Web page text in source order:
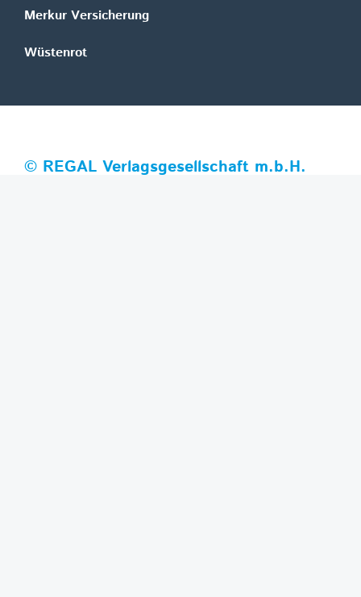
Merkur Versicherung
Wüstenrot
© REGAL Verlagsgesellschaft m.b.H.